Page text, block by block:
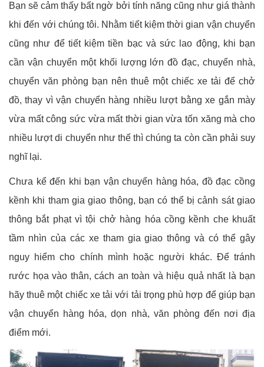
Bạn sẽ cảm thấy bất ngờ bởi tính năng cũng như giá thành
khi đến với chúng tôi. Nhằm tiết kiệm thời gian vận chuyển
cũng như để tiết kiệm tiền bạc và sức lao động, khi bạn
cần vận chuyển một khối lượng lớn đồ đạc, chuyển nhà,
chuyển văn phòng bạn nên thuê một chiếc xe tải để chở
đồ, thay vì vận chuyển hàng nhiều lượt bằng xe gắn mày
vừa mất công sức vừa mất thời gian vừa tốn xăng mà cho
nhiều lượt di chuyển như thế thì chúng ta còn cần phải suy
nghĩ lại.
Chưa kể đến khi bạn vận chuyển hàng hóa, đồ đạc cồng
kềnh khi tham gia giao thông, bạn có thể bị cảnh sát giao
thông bắt phạt vì tội chở hàng hóa cồng kềnh che khuất
tầm nhìn của các xe tham gia giao thông và có thể gây
nguy hiểm cho chính mình hoặc người khác. Để tránh
rước họa vào thân, cách an toàn và hiệu quả nhất là bạn
hãy thuê một chiếc xe tải với tải trọng phù hợp để giúp bạn
vận chuyển hàng hóa, dọn nhà, văn phòng đến nơi địa
điểm mới.